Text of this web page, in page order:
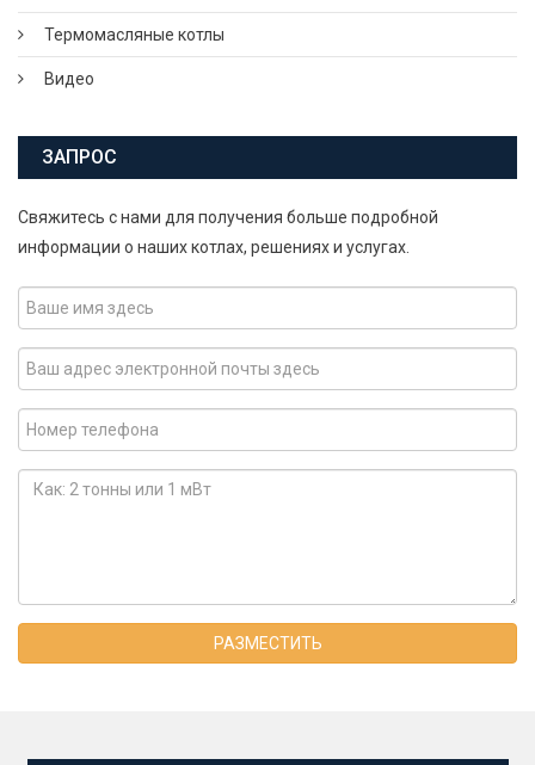
Термомасляные котлы
Видео
ЗАПРОС
Свяжитесь с нами для получения больше подробной
информации о наших котлах, решениях и услугах.
РАЗМЕСТИТЬ